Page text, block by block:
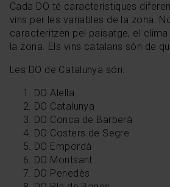
Cada DO té característiques
vins per les variables de la zona.
caracteritzen pel paisatge, el
la zona. Els vins catalans són de
Les DO de Catalunya són:
DO Alella
DO Catalunya
DO Conca de Barberà
DO Costers de Segre
DO Empordà
DO Montsant
DO Penedès